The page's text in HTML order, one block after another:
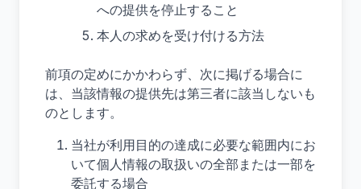
への提供を停止すること
本人の求めを受け付ける方法
前項の定めにかかわらず、次に掲げる場合に
は、当該情報の提供先は第三者に該当しないも
のとします。
当社が利用目的の達成に必要な範囲内にお
いて個人情報の取扱いの全部または一部を
委託する場合